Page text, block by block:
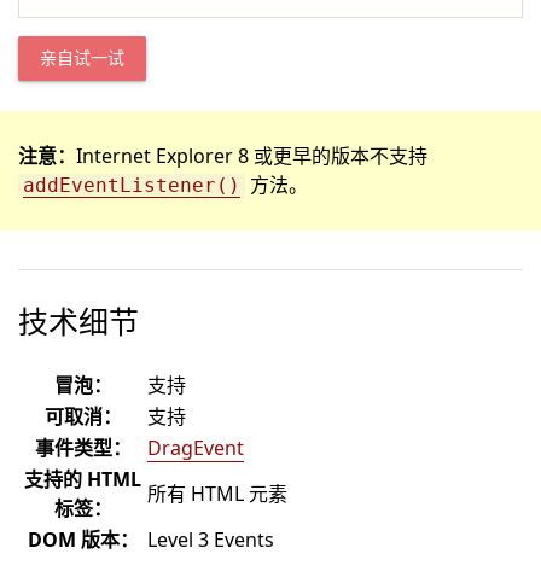
亲自试一试
注意： Internet Explorer 8 或更早的版本不支持
addEventListener() 方法。
技术细节
冒泡：
支持
可取消：
支持
事件类型：
DragEvent
支持的 HTML
标签：
所有 HTML 元素
DOM 版本：
Level 3 Events